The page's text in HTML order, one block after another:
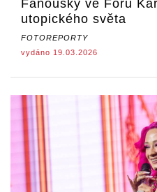
Fanoušky ve Foru
utopického světa
FOTOREPORTY
vydáno 19.03.2026